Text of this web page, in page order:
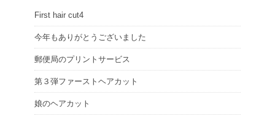
First hair cut4
今年もありがとうございました
郵便局のプリントサービス
第３弾ファーストヘアカット
娘のヘアカット